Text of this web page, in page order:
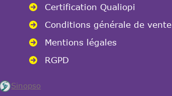
Certification Qualiopi
Conditions générale de vente
Mentions légales
RGPD
Sinopso